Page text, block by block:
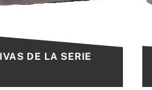
DE LA SERIE